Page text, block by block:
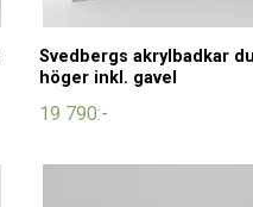
Svedbergs akrylbadkar
höger inkl. gavel
19 790:-